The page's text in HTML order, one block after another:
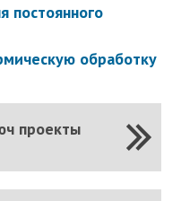
постоянного
обработку
проекты